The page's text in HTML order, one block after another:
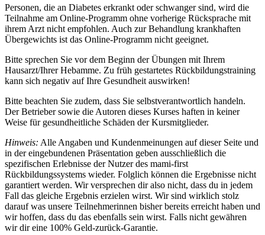
Personen, die an Diabetes erkrankt oder schwanger sind, wird die
Teilnahme am Online-Programm ohne vorherige Rücksprache mit
ihrem Arzt nicht empfohlen. Auch zur Behandlung krankhaften
Übergewichts ist das Online-Programm nicht geeignet.
Bitte sprechen Sie vor dem Beginn der Übungen mit Ihrem
Hausarzt/Ihrer Hebamme. Zu früh gestartetes Rückbildungstraining
kann sich negativ auf Ihre Gesundheit auswirken!
Bitte beachten Sie zudem, dass Sie selbstverantwortlich handeln.
Der Betrieber sowie die Autoren dieses Kurses haften in keiner
Weise für gesundheitliche Schäden der Kursmitglieder.
Hinweis: Alle Angaben und Kundenmeinungen auf dieser Seite und
in der eingebundenen Präsentation geben ausschließlich die
spezifischen Erlebnisse der Nutzer des mami-first
Rückbildungssystems wieder. Folglich können die Ergebnisse nicht
garantiert werden. Wir versprechen dir also nicht, dass du in jedem
Fall das gleiche Ergebnis erzielen wirst. Wir sind wirklich stolz
darauf was unsere Teilnehmerinnen bisher bereits erreicht haben und
wir hoffen, dass du das ebenfalls sein wirst. Falls nicht gewähren
wir dir eine 100% Geld-zurück-Garantie.